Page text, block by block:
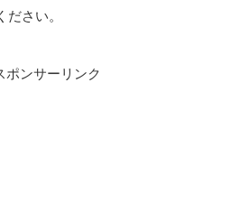
さい。
ポンサーリンク